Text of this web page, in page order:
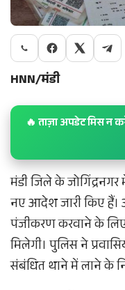
HNN/मंडी
🔥 ताज़ा अपडेट मिस न
मंडी जिले के
नए आदेश जारी किए हैं।
पंजीकरण करवाने के
मिलेगी। पुलिस ने
संबंधित थाने में लाने के